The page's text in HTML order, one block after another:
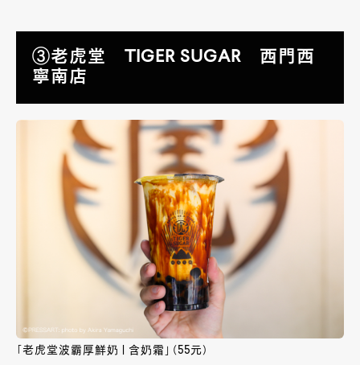
③老虎堂 TIGER SUGAR 西門西
寧南店
「老虎堂波霸厚鮮奶 | 含奶霜」（55元）